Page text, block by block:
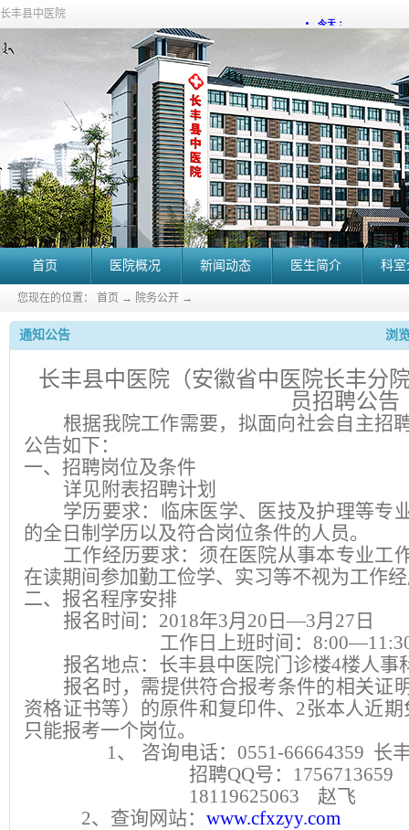
长丰县中医院
首页 医院概况 新闻动态 医生简介 科
您现在的位置： 首页 → 院务公开 →
通知公告 浏
长丰县中医院（安徽省中医院长丰分
员招聘公告
根据我院工作需要， 拟面向社会自主招
公告如下：
一、招聘岗位及条件
详见附表招聘计划
学历要求：临床医学、医技及护理等专
的全日制学历以及符合岗位条件的人员。
工作经历要求：须在医院从事本专业工
在读期间参加勤工俭学、实习等不视为工作
二、报名程序安排
报名时间：2018年3月20日—3月27日
工作日上班时间：
报名地点：长丰县中医院门诊楼4楼人事
报名时，需提供符合报考条件的相关证
资格证书等）的原件和复印件、2张本人近
只能报考一个岗位。
1、
咨询电话：0551-66664359 长
招聘QQ号：1756713659
18119625063 赵飞
2、查询网站： www.cfxzyy.com